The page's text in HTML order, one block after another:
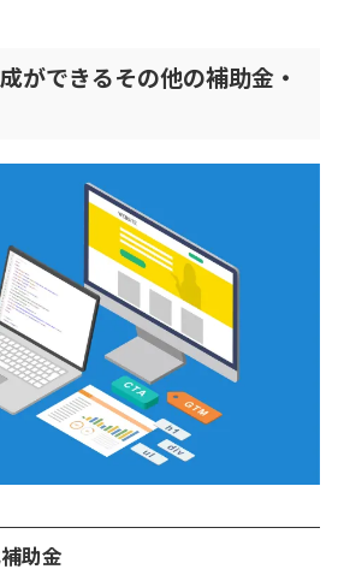
ができるその他の補助金・
助金